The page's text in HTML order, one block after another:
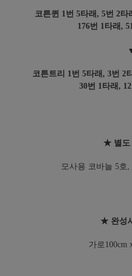
코튼퀸 1번 5타래, 5번 2타
176번 1타래,
코튼트리 1번 5타래, 3번 2
30번 1타래,
★ 별
모사용 코바늘 5호
★ 완성
가로100cm